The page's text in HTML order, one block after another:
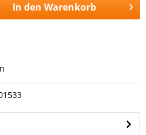
In den Warenkorb